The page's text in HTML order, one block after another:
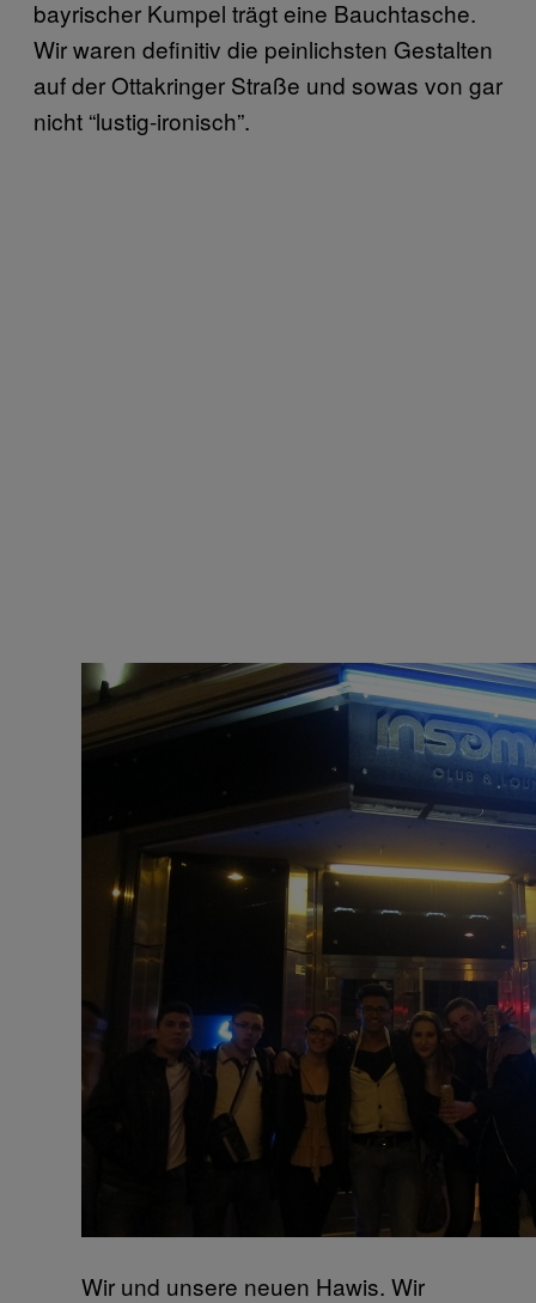
bayrischer Kumpel trägt eine Bauchtasche.
Wir waren definitiv die peinlichsten Gestalten
auf der Ottakringer Straße und sowas von gar
nicht “lustig-ironisch”.
Wir und unsere neuen Hawis. Wir